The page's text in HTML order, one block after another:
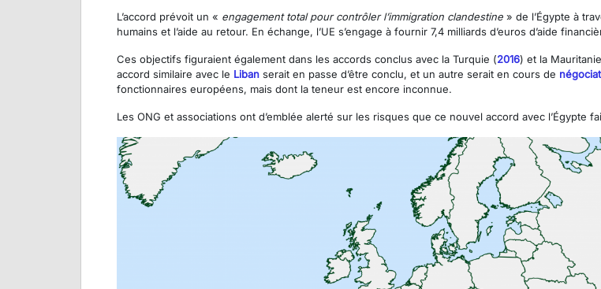
L’accord prévoit un « engagement total pour contrôler l’immigration clandestine » de l’Égypte à
humains et l’aide au retour. En échange, l’UE s’engage à fournir 7,4 milliards d’euros d’aide
Ces objectifs figuraient également dans les accords conclus avec la Turquie (2016) et la
accord similaire avec le Liban serait en passe d’être conclu, et un autre serait en cours de
fonctionnaires européens, mais dont la teneur est encore inconnue.
Les ONG et associations ont d’emblée alerté sur les risques que ce nouvel accord avec l’Égypte